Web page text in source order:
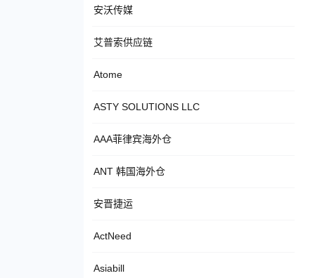
安沃传媒
艾普索供应链
Atome
ASTY SOLUTIONS LLC
AAA菲律宾海外仓
ANT 韩国海外仓
安晋捷运
ActNeed
Asiabill